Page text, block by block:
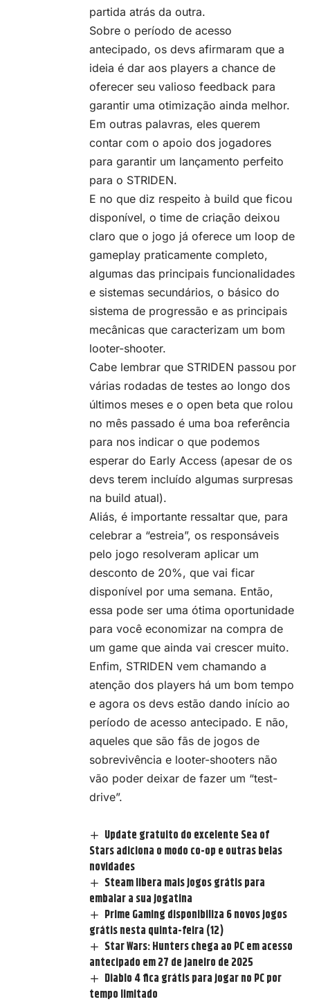
partida atrás da outra.
Sobre o período de acesso
antecipado, os devs afirmaram que a
ideia é dar aos players a chance de
oferecer seu valioso feedback para
garantir uma otimização ainda melhor.
Em outras palavras, eles querem
contar com o apoio dos jogadores
para garantir um lançamento perfeito
para o STRIDEN.
E no que diz respeito à build que ficou
disponível, o time de criação deixou
claro que o jogo já oferece um loop de
gameplay praticamente completo,
algumas das principais funcionalidades
e sistemas secundários, o básico do
sistema de progressão e as principais
mecânicas que caracterizam um bom
looter-shooter.
Cabe lembrar que STRIDEN passou por
várias rodadas de testes ao longo dos
últimos meses e o open beta que rolou
no mês passado é uma boa referência
para nos indicar o que podemos
esperar do Early Access (apesar de os
devs terem incluído algumas surpresas
na build atual).
Aliás, é importante ressaltar que, para
celebrar a “estreia”, os responsáveis
pelo jogo resolveram aplicar um
desconto de 20%, que vai ficar
disponível por uma semana. Então,
essa pode ser uma ótima oportunidade
para você economizar na compra de
um game que ainda vai crescer muito.
Enfim, STRIDEN vem chamando a
atenção dos players há um bom tempo
e agora os devs estão dando início ao
período de acesso antecipado. E não,
aqueles que são fãs de jogos de
sobrevivência e looter-shooters não
vão poder deixar de fazer um “test-
drive”.
Update gratuito do excelente Sea of
Stars adiciona o modo co-op e outras belas
novidades
Steam libera mais jogos grátis para
embalar a sua jogatina
Prime Gaming disponibiliza 6 novos jogos
grátis nesta quinta-feira (12)
Star Wars: Hunters chega ao PC em acesso
antecipado em 27 de janeiro de 2025
Diablo 4 fica grátis para jogar no PC por
tempo limitado